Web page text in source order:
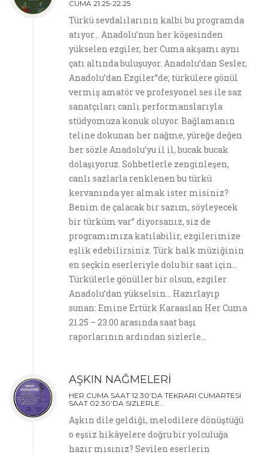
CUMA 21.25-22.25
Türkü sevdalılarının kalbi bu programda
atıyor… Anadolu’nun her köşesinden
yükselen ezgiler, her Cuma akşamı aynı
çatı altında buluşuyor. Anadolu’dan Sesler,
Anadolu’dan Ezgiler”de; türkülere gönül
vermiş amatör ve profesyonel ses ile saz
sanatçıları canlı performanslarıyla
stüdyomuza konuk oluyor. Bağlamanın
teline dokunan her nağme, yüreğe değen
her sözle Anadolu’yu il il, bucak bucak
dolaşıyoruz. Sohbetlerle zenginleşen,
canlı sazlarla renklenen bu türkü
kervanında yer almak ister misiniz?
Benim de çalacak bir sazım, söyleyecek
bir türküm var” diyorsanız, siz de
programımıza katılabilir, ezgilerimize
eşlik edebilirsiniz. Türk halk müziğinin
en seçkin eserleriyle dolu bir saat için…
Türkülerle gönüller bir olsun, ezgiler
Anadolu’dan yükselsin… Hazırlayıp
sunan: Emine Ertürk Karaaslan Her Cuma
21.25 – 23.00 arasında saat başı
raporlarının ardından sizlerle…
AŞKIN NAĞMELERİ
HER CUMA SAAT 12.30’DA TEKRARI CUMARTESI
SAAT 02.30’DA SIZLERLE…
Aşkın dile geldiği, melodilere dönüştüğü
o eşsiz hikâyelere doğru bir yolculuğa
hazır mısınız? Sevilen eserlerin